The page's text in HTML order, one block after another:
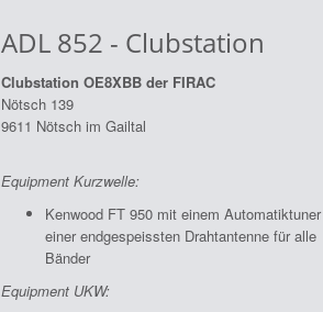
ADL 852 - Clubstation
Clubstation OE8XBB der FIRAC
Nötsch 139
9611 Nötsch im Gailtal
Equipment Kurzwelle:
Kenwood FT 950 mit einem
einer endgespeissten Drahtantenne für alle
Bänder
Equipment UKW: